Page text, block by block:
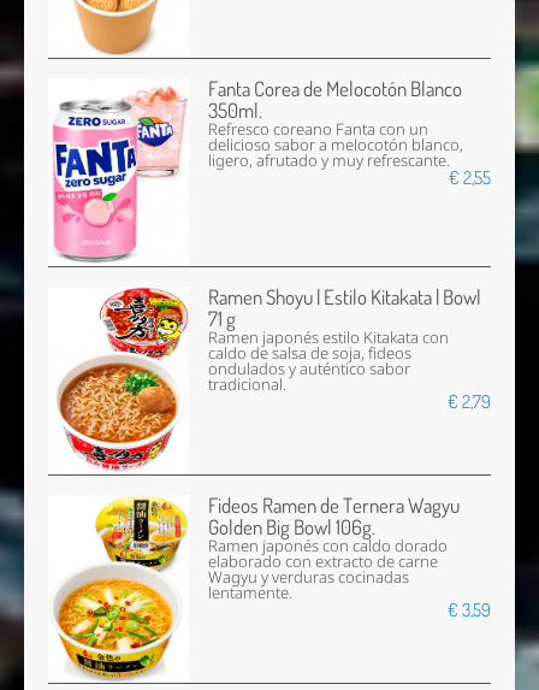
Fanta Corea de Melocotón Blanco
350ml.
Refresco coreano Fanta con un
delicioso sabor a melocotón blanco,
ligero, afrutado y muy refrescante.
€ 2,55
Ramen Shoyu | Estilo Kitakata | Bowl
71 g
Ramen japonés estilo Kitakata con
caldo de salsa de soja, fideos
ondulados y auténtico sabor
tradicional.
€ 2,79
Fideos Ramen de Ternera Wagyu
Golden Big Bowl 106g.
Ramen japonés con caldo dorado
elaborado con extracto de carne
Wagyu y verduras cocinadas
lentamente.
€ 3,59